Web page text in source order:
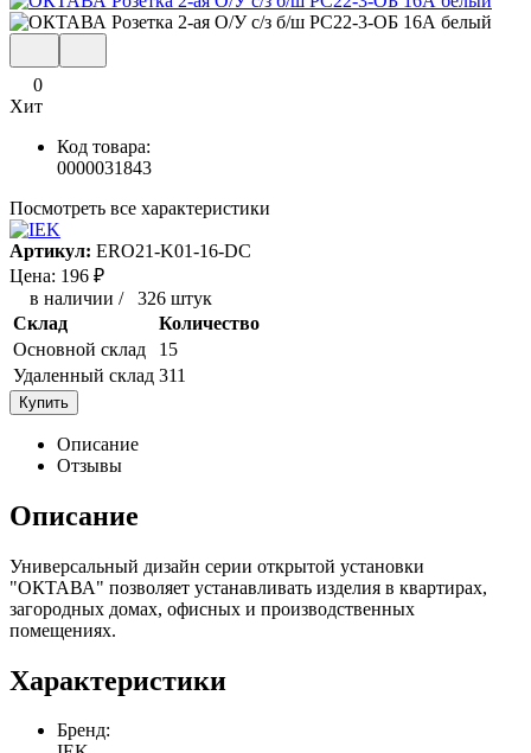
0
Хит
Код товара:
0000031843
Посмотреть все характеристики
Артикул: ERO21-K01-16-DC
Цена: 196 ₽
в наличии / 326 штук
Склад
Количество
Основной склад
15
Удаленный склад 311
Купить
Описание
Отзывы
Описание
Универсальный дизайн серии открытой установки
"ОКТАВА" позволяет устанавливать изделия в квартирах,
загородных домах, офисных и производственных
помещениях.
Характеристики
Бренд: